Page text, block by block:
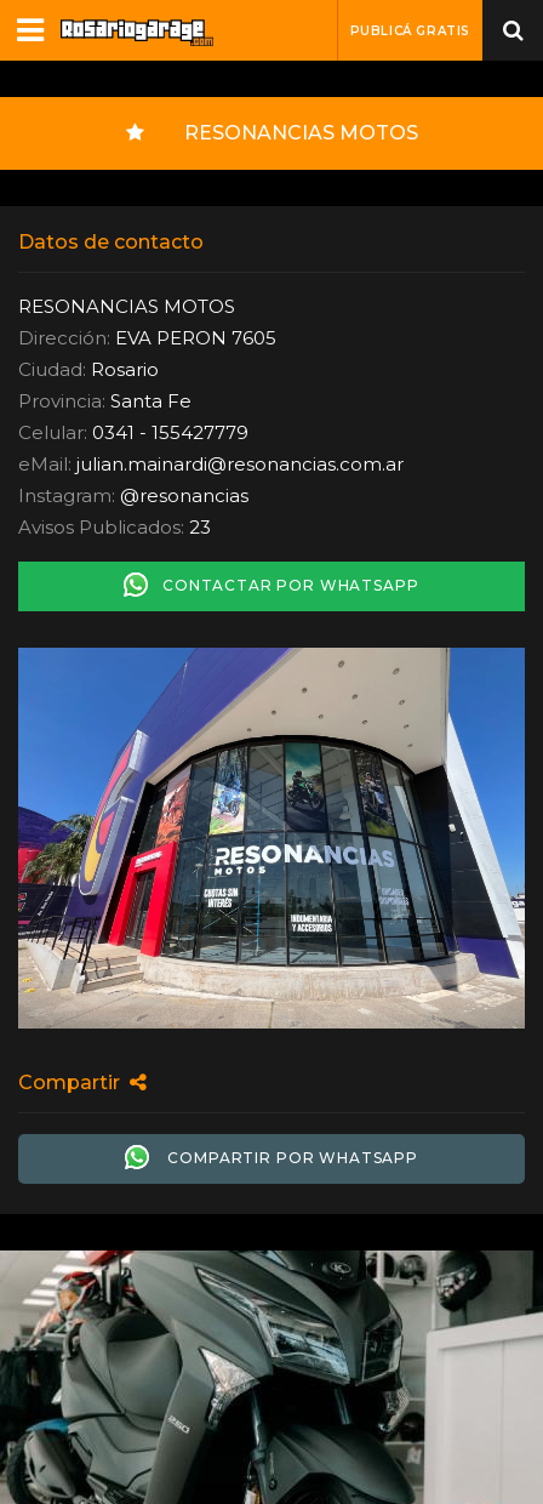
PUBLICÁ GRATIS
RESONANCIAS MOTOS
Datos de contacto
RESONANCIAS MOTOS
Dirección: EVA PERON 7605
Ciudad: Rosario
Provincia: Santa Fe
Celular: 0341 - 155427779
eMail: julian.mainardi@resonancias.com.ar
Instagram: @resonancias
Avisos Publicados: 23
CONTACTAR POR WHATSAPP
Compartir
COMPARTIR POR WHATSAPP